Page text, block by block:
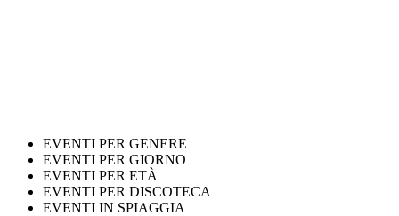
EVENTI PER GENERE
EVENTI PER GIORNO
EVENTI PER ETÀ
EVENTI PER DISCOTECA
EVENTI IN SPIAGGIA